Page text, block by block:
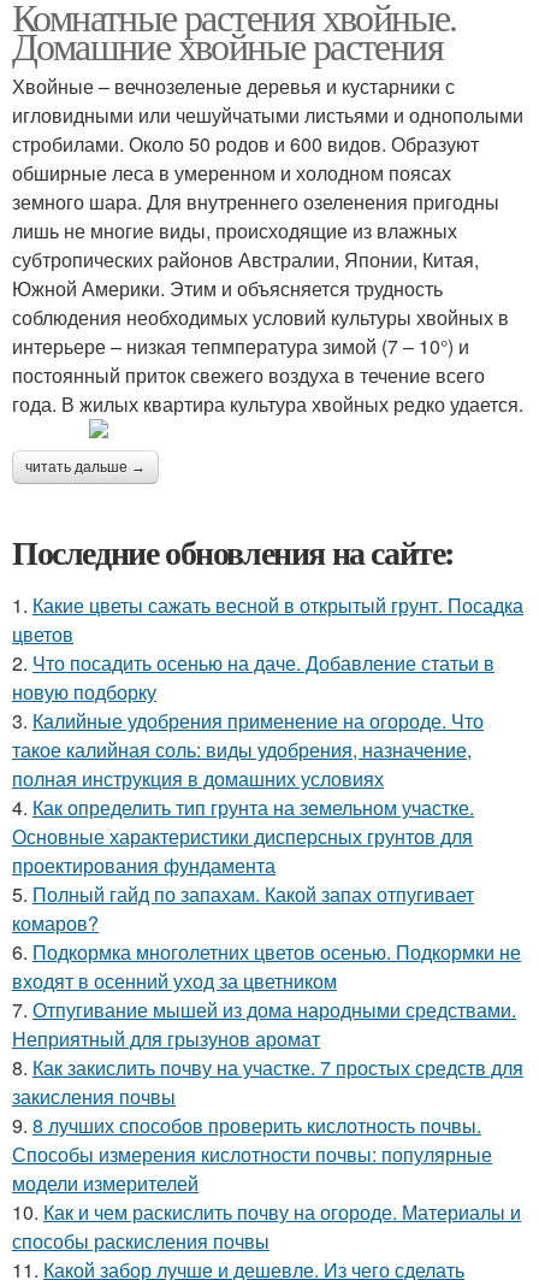
Комнатные растения хвойные.
Домашние хвойные растения
Хвойные – вечнозеленые деревья и кустарники с
игловидными или чешуйчатыми листьями и однополыми
стробилами. Около 50 родов и 600 видов. Образуют
обширные леса в умеренном и холодном поясах
земного шара. Для внутреннего озеленения пригодны
лишь не многие виды, происходящие из влажных
субтропических районов Австралии, Японии, Китая,
Южной Америки. Этим и объясняется трудность
соблюдения необходимых условий культуры хвойных в
интерьере – низкая тепмпература зимой (7 – 10°) и
постоянный приток свежего воздуха в течение всего
года. В жилых квартира культура хвойных редко удается.
читать дальше →
Последние обновления на сайте:
1. Какие цветы сажать весной в открытый грунт. Посадка
цветов
2. Что посадить осенью на даче. Добавление статьи в
новую подборку
3. Калийные удобрения применение на огороде. Что
такое калийная соль: виды удобрения, назначение,
полная инструкция в домашних условиях
4. Как определить тип грунта на земельном участке.
Основные характеристики дисперсных грунтов для
проектирования фундамента
5. Полный гайд по запахам. Какой запах отпугивает
комаров?
6. Подкормка многолетних цветов осенью. Подкормки не
входят в осенний уход за цветником
7. Отпугивание мышей из дома народными средствами.
Неприятный для грызунов аромат
8. Как закислить почву на участке. 7 простых средств для
закисления почвы
9. 8 лучших способов проверить кислотность почвы.
Способы измерения кислотности почвы: популярные
модели измерителей
10. Как и чем раскислить почву на огороде. Материалы и
способы раскисления почвы
11. Какой забор лучше и дешевле. Из чего сделать